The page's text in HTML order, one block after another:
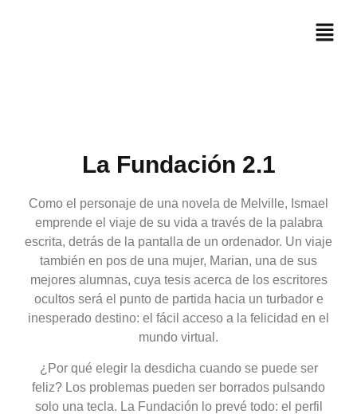
La Fundación 2.1
Como el personaje de una novela de Melville, Ismael
emprende el viaje de su vida a través de la palabra
escrita, detrás de la pantalla de un ordenador. Un viaje
también en pos de una mujer, Marian, una de sus
mejores alumnas, cuya tesis acerca de los escritores
ocultos será el punto de partida hacia un turbador e
inesperado destino: el fácil acceso a la felicidad en el
mundo virtual.
¿Por qué elegir la desdicha cuando se puede ser
feliz? Los problemas pueden ser borrados pulsando
solo una tecla. La Fundación lo prevé todo: el perfil